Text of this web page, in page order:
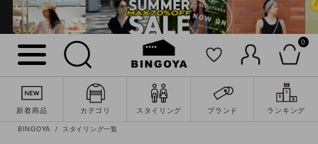
0
新着商品 カテゴリ スタイリング ブランド ランキング
BINGOYA スタイリング一覧